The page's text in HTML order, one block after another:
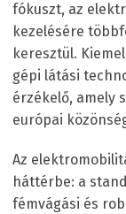
fókuszt, az
kezelésére
keresztül.
gépi látási
érzékelő, amely
európai
Az
háttérbe: a
fémvágási és